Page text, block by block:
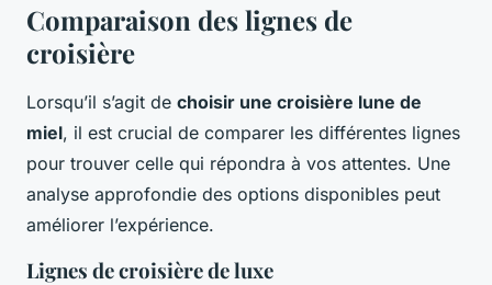
Comparaison des lignes de
croisière
Lorsqu’il s’agit de choisir une croisière lune de
miel, il est crucial de comparer les différentes lignes
pour trouver celle qui répondra à vos attentes. Une
analyse approfondie des options disponibles peut
améliorer l’expérience.
Lignes de croisière de luxe